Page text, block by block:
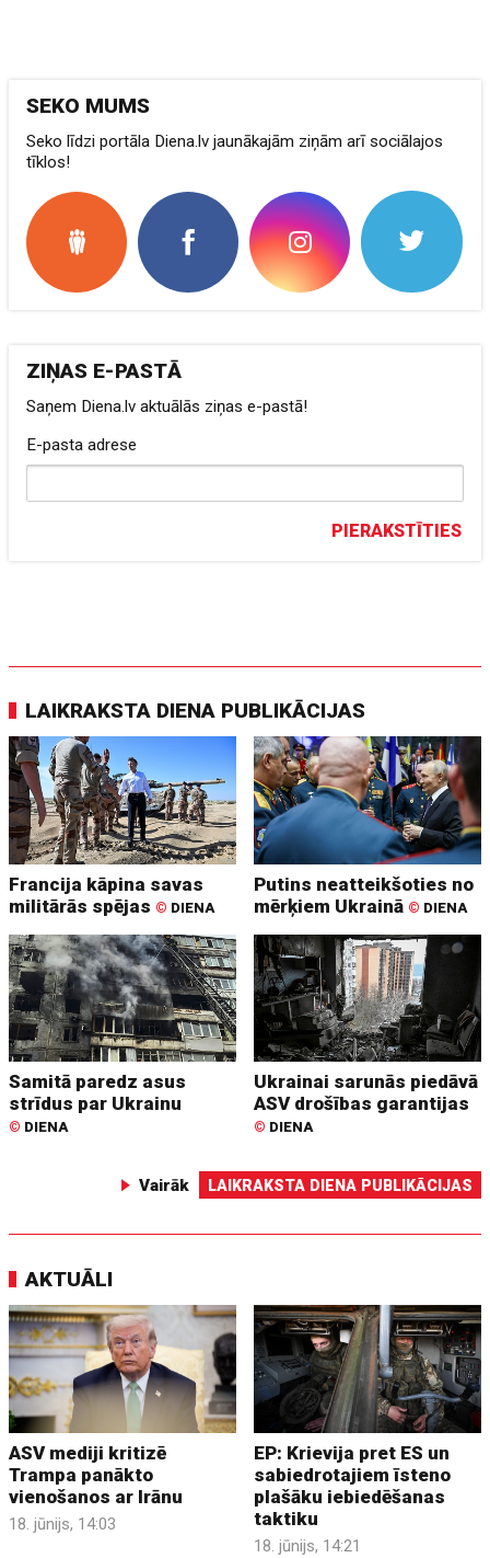
SEKO MUMS
Seko līdzi portāla Diena.lv jaunākajām ziņām arī sociālajos
tīklos!
ZIŅAS E-PASTĀ
Saņem Diena.lv aktuālās ziņas e-pastā!
E-pasta adrese
PIERAKSTĪTIES
LAIKRAKSTA DIENA PUBLIKĀCIJAS
Francija kāpina savas
militārās spējas © DIENA
Putins neatteikšoties no
mērķiem Ukrainā © DIENA
Samitā paredz asus
strīdus par Ukrainu
© DIENA
Ukrainai sarunās piedāvā
ASV drošības garantijas
© DIENA
Vairāk LAIKRAKSTA DIENA PUBLIKĀCIJAS
AKTUĀLI
ASV mediji kritizē
Trampa panākto
vienošanos ar Irānu
18. jūnijs, 14:03
EP: Krievija pret ES un
sabiedrotajiem īsteno
plašāku iebiedēšanas
taktiku
18. jūnijs, 14:21